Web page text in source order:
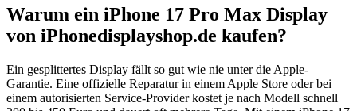
Warum ein iPhone 17 Pro Max Display
von iPhonedisplayshop.de kaufen?
Ein gesplittertes Display fällt so gut wie nie unter die Apple-
Garantie. Eine offizielle Reparatur in einem Apple Store oder bei
einem autorisierten Service-Provider kostet je nach Modell schnell